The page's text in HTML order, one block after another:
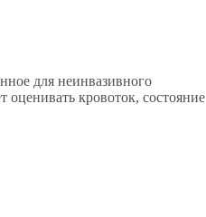
для неинвазивного
оценивать кровоток, состояние